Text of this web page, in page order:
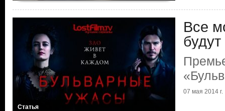
Статья
Все
07 мая 2014 г.